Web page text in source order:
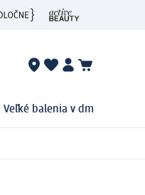
Veľké balenia v dm